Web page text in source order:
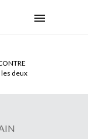
CONTRE
les deux
EN RDC :
Congo